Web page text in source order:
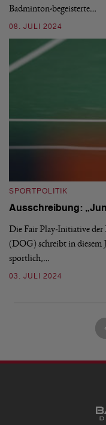
Badminton-begeisterte…
08. JULI 2024
SPORTPOLITIK
Ausschreibung:
Die Fair Play-Initiative der
(DOG) schreibt in diesem
sportlich,…
03. JULI 2024